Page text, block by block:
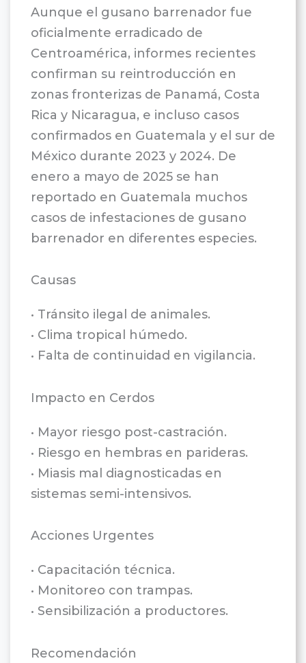
Aunque el gusano barrenador fue
oficialmente erradicado de
Centroamérica, informes recientes
confirman su reintroducción en
zonas fronterizas de Panamá, Costa
Rica y Nicaragua, e incluso casos
confirmados en Guatemala y el sur de
México durante 2023 y 2024. De
enero a mayo de 2025 se han
reportado en Guatemala muchos
casos de infestaciones de gusano
barrenador en diferentes especies.
Causas
• Tránsito ilegal de animales.
• Clima tropical húmedo.
• Falta de continuidad en vigilancia.
Impacto en Cerdos
• Mayor riesgo post-castración.
• Riesgo en hembras en parideras.
• Miasis mal diagnosticadas en
sistemas semi-intensivos.
Acciones Urgentes
• Capacitación técnica.
• Monitoreo con trampas.
• Sensibilización a productores.
Recomendación